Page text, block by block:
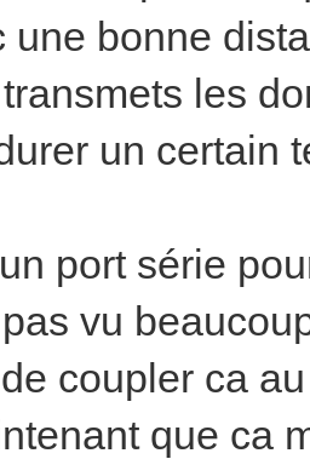
une bonne
les
un certain
port série
vu
coupler ca
que ca